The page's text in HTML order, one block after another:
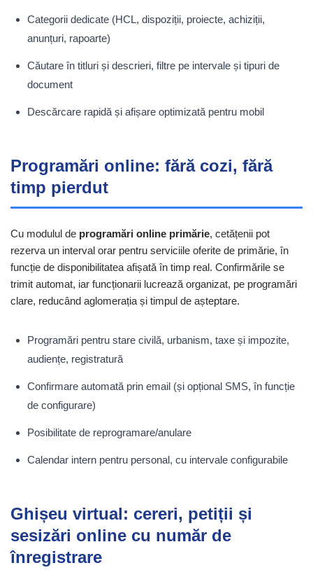
Categorii dedicate (HCL, dispoziții, proiecte, achiziții,
anunțuri, rapoarte)
Căutare în titluri și descrieri, filtre pe intervale și tipuri de
document
Descărcare rapidă și afișare optimizată pentru mobil
Programări online: fără cozi, fără
timp pierdut
Cu modulul de programări online primărie, cetățenii pot
rezerva un interval orar pentru serviciile oferite de primărie, în
funcție de disponibilitatea afișată în timp real. Confirmările se
trimit automat, iar funcționarii lucrează organizat, pe programări
clare, reducând aglomerația și timpul de așteptare.
Programări pentru stare civilă, urbanism, taxe și impozite,
audiențe, registratură
Confirmare automată prin email (și opțional SMS, în funcție
de configurare)
Posibilitate de reprogramare/anulare
Calendar intern pentru personal, cu intervale configurabile
Ghișeu virtual: cereri, petiții și
sesizări online cu număr de
înregistrare